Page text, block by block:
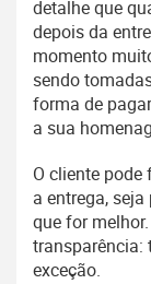
detalhe que
depois da
momento
sendo
forma de
a sua
O cliente
a entrega,
que for
transparência:
exceção.